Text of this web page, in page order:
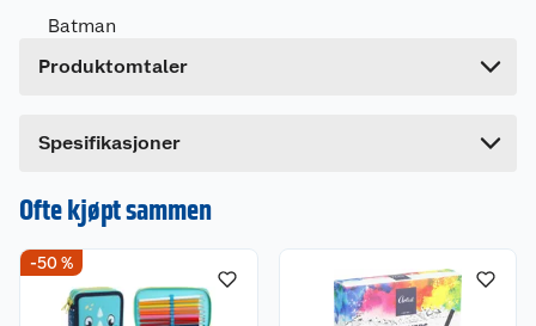
Batman
Produktomtaler
Dette produktet har ikke fått noen omtale ennå.
en omtale.
Spesifikasjoner
Ofte kjøpt sammen
-50 %